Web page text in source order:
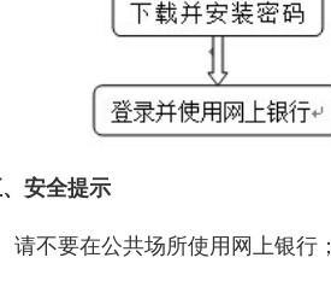
安全提示
不要在公共场所使用网上银行；